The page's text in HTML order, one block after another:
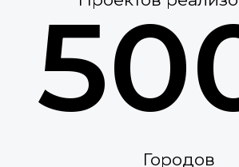
Наши проекты